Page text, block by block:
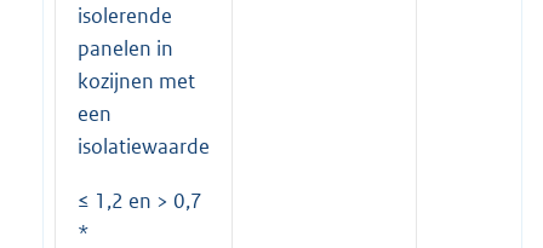
isolerende
panelen in
kozijnen met
een
isolatiewaarde
≤ 1,2 en > 0,7
*